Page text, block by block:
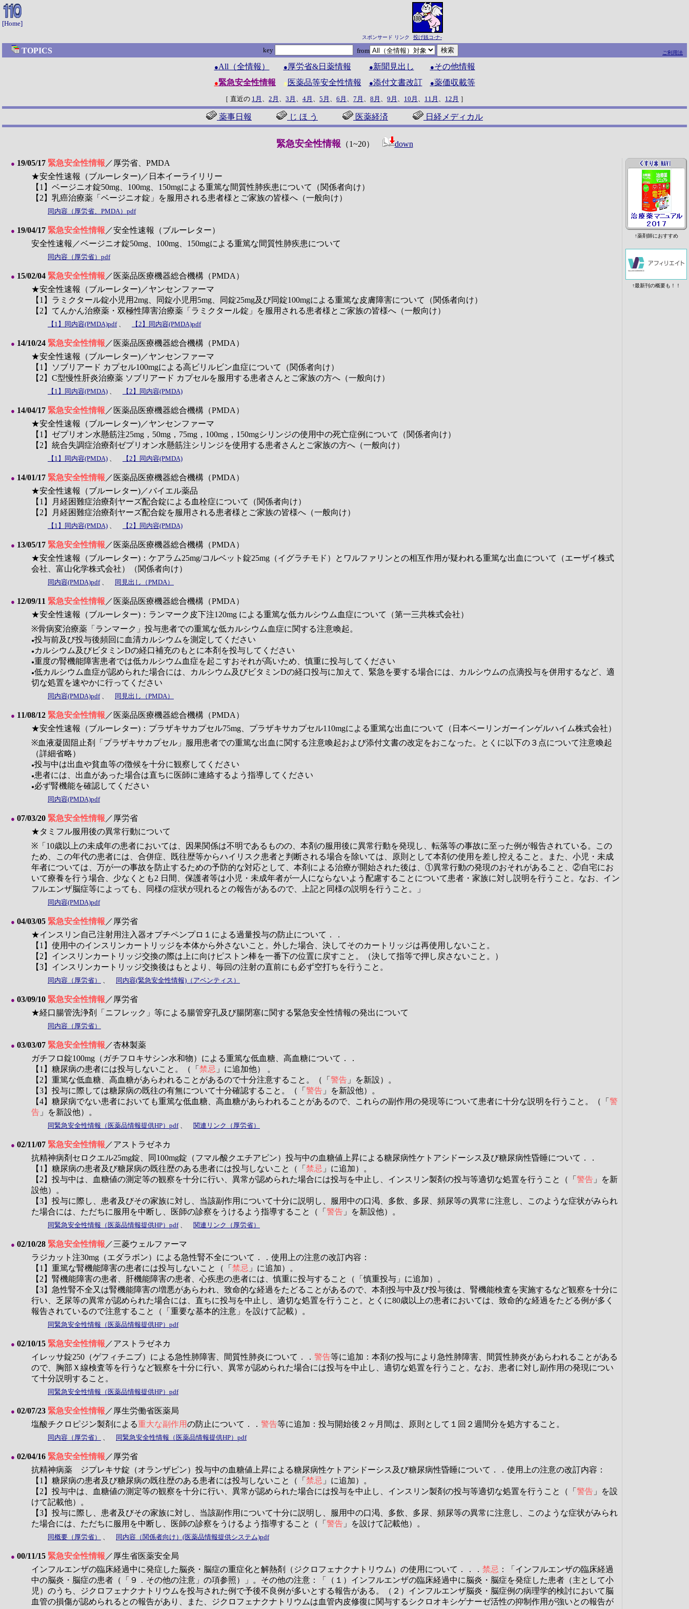
[Home]
スポンサード リンク 投げ銭コ-ナ-
TOPICS key from ご利用法
●All（全情報） ● 厚労省&日薬情報 ●新聞見出し ●その他情報
●緊急安全性情報 ● 医薬品等安全性情報 ●添付文書改訂 ●薬価収載等
［ 直近の 1月 、 2月 、 3月 、 4月 、 5月 、 6月 、 7月 、 8月 、 9月 、 10月 、 11月 、 12月 ］
薬事日報 じ ほ う 医薬経済 日経メディカル
緊急安全性情報 （1~20） down
● 19/05/17 緊急安全性情報 ／厚労省、PMDA
★安全性速報（ブルーレター)／日本イーライリリー
【1】ベージニオ錠50mg、100mg、150mgによる重篤な間質性肺疾患について（関係者向け）
【2】乳癌治療薬「ベージニオ錠」を服用される患者様とご家族の皆様へ（一般向け）
同内容（厚労省、PMDA）pdf
● 19/04/17 緊急安全性情報 ／安全性速報（ブルーレター）
安全性速報／ベージニオ錠50mg、100mg、150mgによる重篤な間質性肺疾患について
同内容（厚労省）pdf
● 15/02/04 緊急安全性情報 ／医薬品医療機器総合機構（PMDA）
★安全性速報（ブルーレター)／ヤンセンファーマ
【1】ラミクタール錠小児用2mg、同錠小児用5mg、同錠25mg及び同錠100mgによる重篤な皮膚障害について（関係者向け）
【2】てんかん治療薬・双極性障害治療薬「ラミクタール錠」を服用される患者様とご家族の皆様へ（一般向け）
【1】同内容(PMDA)pdf、 【2】同内容(PMDA)pdf
● 14/10/24 緊急安全性情報 ／医薬品医療機器総合機構（PMDA）
★安全性速報（ブルーレター)／ヤンセンファーマ
【1】ソブリアード カプセル100mgによる高ビリルビン血症について（関係者向け）
【2】C型慢性肝炎治療薬 ソブリアード カプセルを服用する患者さんとご家族の方へ（一般向け）
【1】同内容(PMDA) 、 【2】同内容(PMDA)
● 14/04/17 緊急安全性情報 ／医薬品医療機器総合機構（PMDA）
★安全性速報（ブルーレター)／ヤンセンファーマ
【1】ゼプリオン水懸筋注25mg，50mg，75mg，100mg，150mgシリンジの使用中の死亡症例について（関係者向け）
【2】統合失調症治療剤ゼプリオン水懸筋注シリンジを使用する患者さんとご家族の方へ（一般向け）
【1】同内容(PMDA) 、 【2】同内容(PMDA)
● 14/01/17 緊急安全性情報 ／医薬品医療機器総合機構（PMDA）
★安全性速報（ブルーレター)／バイエル薬品
【1】月経困難症治療剤ヤーズ配合錠による血栓症について（関係者向け）
【2】月経困難症治療剤ヤーズ配合錠を服用される患者様とご家族の皆様へ（一般向け）
【1】同内容(PMDA) 、 【2】同内容(PMDA)
● 13/05/17 緊急安全性情報 ／医薬品医療機器総合機構（PMDA）
★安全性速報（ブルーレター)：ケアラム25mg/コルベット錠25mg（イグラチモド）とワルファリンとの相互作用が疑われる重篤な出血について（エーザイ株式
会社、富山化学株式会社）（関係者向け）
同内容(PMDA)pdf、 同見出し（PMDA）
● 12/09/11 緊急安全性情報 ／医薬品医療機器総合機構（PMDA）
★安全性速報（ブルーレター)：ランマーク皮下注120mg による重篤な低カルシウム血症について（第一三共株式会社）
※骨病変治療薬「ランマーク」投与患者での重篤な低カルシウム血症に関する注意喚起。
●投与前及び投与後頻回に血清カルシウムを測定してください
● カルシウム及びビタミンDの経口補充のもとに本剤を投与してください
●重度の腎機能障害患者では低カルシウム血症を起こすおそれが高いため、慎重に投与してください
●低カルシウム血症が認められた場合には、カルシウム及びビタミンDの経口投与に加えて、緊急を要する場合には、カルシウムの点滴投与を併用するなど、適
切な処置を速やかに行ってください
同内容(PMDA)pdf、 同見出し（PMDA）
● 11/08/12 緊急安全性情報 ／医薬品医療機器総合機構（PMDA）
★安全性速報（ブルーレター)：プラザキサカプセル75mg、プラザキサカプセル110mgによる重篤な出血について（日本ベーリンガーインゲルハイム株式会社）
※血液凝固阻止剤「プラザキサカプセル」服用患者での重篤な出血に関する注意喚起および添付文書の改定をおこなった。とくに以下の３点について注意喚起
（詳細省略）
●投与中は出血や貧血等の徴候を十分に観察してください
●患者には、出血があった場合は直ちに医師に連絡するよう指導してください
●必ず腎機能を確認してください
同内容(PMDA)pdf
● 07/03/20 緊急安全性情報 ／厚労省
★タミフル服用後の異常行動について
※「10歳以上の未成年の患者においては、因果関係は不明であるものの、本剤の服用後に異常行動を発現し、転落等の事故に至った例が報告されている。この
ため、この年代の患者には、合併症、既往歴等からハイリスク患者と判断される場合を除いては、原則として本剤の使用を差し控えること。また、小児・未成
年者については、万が一の事故を防止するための予防的な対応として、本剤による治療が開始された後は、①異常行動の発現のおそれがあること、②自宅にお
いて療養を行う場合、少なくとも2 日間、保護者等は小児・未成年者が一人にならないよう配慮することについて患者・家族に対し説明を行うこと。なお、イン
フルエンザ脳症等によっても、同様の症状が現れるとの報告があるので、上記と同様の説明を行うこと。」
同内容(PMDA)pdf
● 04/03/05 緊急安全性情報 ／厚労省
★インスリン自己注射用注入器オプチペンプロ１による過量投与の防止について．．
【1】使用中のインスリンカートリッジを本体から外さないこと。外した場合、決してそのカートリッジは再使用しないこと。
【2】インスリンカートリッジ交換の際は上に向けピストン棒を一番下の位置に戻すこと。（決して指等で押し戻さないこと。）
【3】インスリンカートリッジ交換後はもとより、毎回の注射の直前にも必ず空打ちを行うこと。
同内容（厚労省） 、 同内容(緊急安全性情報)（アベンティス）
● 03/09/10 緊急安全性情報 ／厚労省
★経口腸管洗浄剤「ニフレック」等による腸管穿孔及び腸閉塞に関する緊急安全性情報の発出について
同内容（厚労省）
● 03/03/07 緊急安全性情報 ／杏林製薬
ガチフロ錠100mg（ガチフロキサシン水和物）による重篤な低血糖、高血糖について．．
【1】糖尿病の患者には投与しないこと。（「 禁忌 」に追加他） 。
【2】重篤な低血糖、高血糖があらわれることがあるので十分注意すること。（「 警告 」を新設）。
【3】投与に際しては糖尿病の既往の有無について十分確認すること。（「 警告 」を新設他）。
【4】糖尿病でない患者においても重篤な低血糖、高血糖があらわれることがあるので、これらの副作用の発現等について患者に十分な説明を行うこと。（「 警
告 」を新設他）。
同緊急安全性情報（医薬品情報提供HP）pdf、 関連リンク（厚労省）
● 02/11/07 緊急安全性情報 ／アストラゼネカ
抗精神病剤セロクエル25mg錠、同100mg錠（フマル酸クエチアピン）投与中の血糖値上昇による糖尿病性ケトアシドーシス及び糖尿病性昏睡について．．
【1】糖尿病の患者及び糖尿病の既往歴のある患者には投与しないこと（「 禁忌 」に追加）。
【2】投与中は、血糖値の測定等の観察を十分に行い、異常が認められた場合には投与を中止し、インスリン製剤の投与等適切な処置を行うこと（「 警告 」を新
設他）。
【3】投与に際し、患者及びその家族に対し、当該副作用について十分に説明し、服用中の口渇、多飲、多尿、頻尿等の異常に注意し、このような症状がみられ
た場合には、ただちに服用を中断し、医師の診察をうけるよう指導すること（「 警告 」を新設他）。
同緊急安全性情報（医薬品情報提供HP）pdf、 関連リンク（厚労省）
● 02/10/28 緊急安全性情報 ／三菱ウェルファーマ
ラジカット注30mg（エダラボン）による急性腎不全について．．使用上の注意の改訂内容：
【1】重篤な腎機能障害の患者には投与しないこと（「 禁忌 」に追加）。
【2】腎機能障害の患者、肝機能障害の患者、心疾患の患者には、慎重に投与すること（「慎重投与」に追加）。
【3】急性腎不全又は腎機能障害の増悪があらわれ、致命的な経過をたどることがあるので、本剤投与中及び投与後は、腎機能検査を実施するなど観察を十分に
行い、乏尿等の異常が認められた場合には、直ちに投与を中止し、適切な処置を行うこと。とくに80歳以上の患者においては、致命的な経過をたどる例が多く
報告されているので注意すること（「重要な基本的注意」を設けて記載）。
同緊急安全性情報（医薬品情報提供HP）pdf
● 02/10/15 緊急安全性情報 ／アストラゼネカ
イレッサ錠250（ゲフィチニブ）による急性肺障害、間質性肺炎について．． 警告等に追加：本剤の投与により急性肺障害、間質性肺炎があらわれることがある
ので、胸部Ｘ線検査等を行うなど観察を十分に行い、異常が認められた場合には投与を中止し、適切な処置を行うこと。なお、患者に対し副作用の発現につい
て十分説明すること。
同緊急安全性情報（医薬品情報提供HP）pdf
● 02/07/23 緊急安全性情報 ／厚生労働省医薬局
塩酸チクロピジン製剤による重大な副作用の防止について．． 警告等に追加：投与開始後２ヶ月間は、原則として１回２週間分を処方すること。
同内容（厚労省） 、 同緊急安全性情報（医薬品情報提供HP）pdf
● 02/04/16 緊急安全性情報 ／厚労省
抗精神病薬 ジプレキサ錠（オランザピン）投与中の血糖値上昇による糖尿病性ケトアシドーシス及び糖尿病性昏睡について．．使用上の注意の改訂内容：
【1】糖尿病の患者及び糖尿病の既往歴のある患者には投与しないこと（「 禁忌 」に追加）。
【2】投与中は、血糖値の測定等の観察を十分に行い、異常が認められた場合には投与を中止し、インスリン製剤の投与等適切な処置を行うこと（「 警告 」を設
けて記載他）。
【3】投与に際し、患者及びその家族に対し、当該副作用について十分に説明し、服用中の口渇、多飲、多尿、頻尿等の異常に注意し、このような症状がみられ
た場合には、ただちに服用を中断し、医師の診察をうけるよう指導すること（「 警告 」を設けて記載他）。
同概要（厚労省） 、 同内容（関係者向け）(医薬品情報提供システム)pdf
● 00/11/15 緊急安全性情報 ／厚生省医薬安全局
インフルエンザの臨床経過中に発症した脳炎・脳症の重症化と解熱剤（ジクロフェナクナトリウム）の使用について．．． 禁忌 ：「インフルエンザの臨床経過
中の脳炎・脳症の患者（「９．その他の注意」の項参照）」。その他の注意：「（１）インフルエンザの臨床経過中に脳炎・脳症を発症した患者（主として小
児）のうち、ジクロフェナクナトリウムを投与された例で予後不良例が多いとする報告がある。（２）インフルエンザ脳炎・脳症例の病理学的検討において脳
血管の損傷が認められるとの報告があり、また、ジクロフェナクナトリウムは血管内皮修復に関与するシクロオキシゲナーゼ活性の抑制作用が強いとの報告が
↑薬剤師におすすめ
↑最新刊の概要も！！